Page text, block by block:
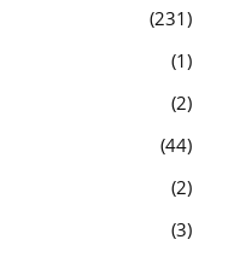
231
1
2
44
2
3